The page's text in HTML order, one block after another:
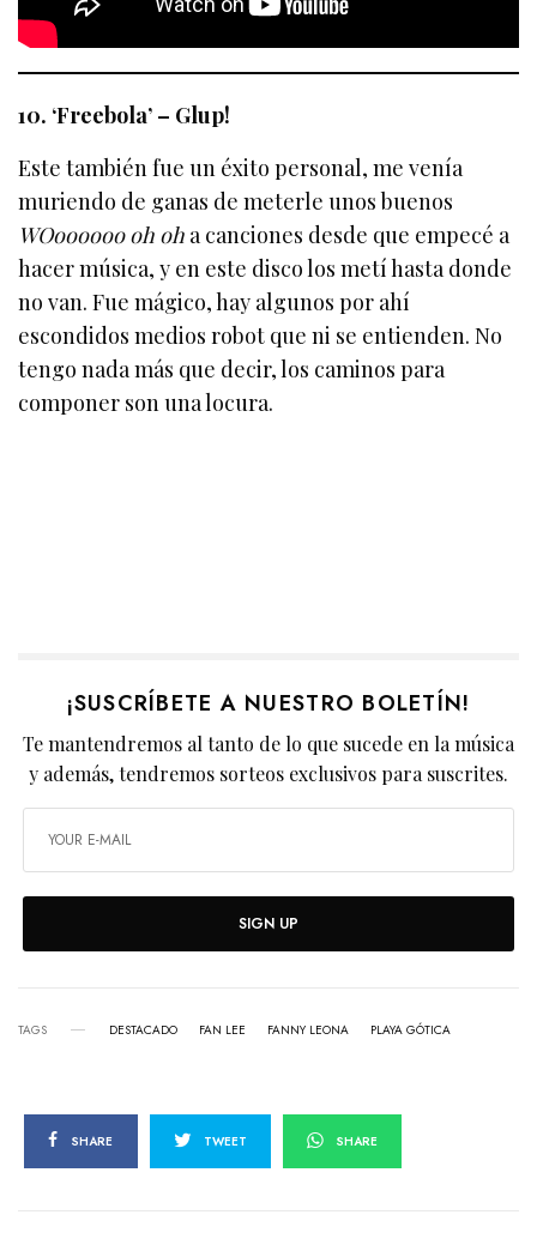
10. ‘Freebola’ – Glup!
Este también fue un éxito personal, me venía
muriendo de ganas de meterle unos buenos
WOoooooo oh oh a canciones desde que empecé a
hacer música, y en este disco los metí hasta donde
no van. Fue mágico, hay algunos por ahí
escondidos medios robot que ni se entienden. No
tengo nada más que decir, los caminos para
componer son una locura.
¡SUSCRÍBETE A NUESTRO BOLETÍN!
Te mantendremos al tanto de lo que sucede en la música
y además, tendremos sorteos exclusivos para suscrites.
SIGN UP
TAGS DESTACADO FAN LEE FANNY LEONA PLAYA GÓTICA
SHARE TWEET SHARE